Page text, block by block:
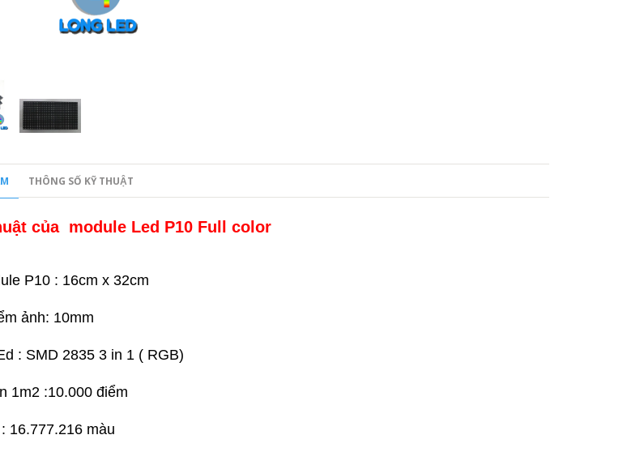
THÔNG SỐ KỸ THUẬT
của module Led P10 Full color
P10 : 16cm x 32cm
ảnh: 10mm
: SMD 2835 3 in 1 ( RGB)
1m2 :10.000 điểm
16.777.216 màu